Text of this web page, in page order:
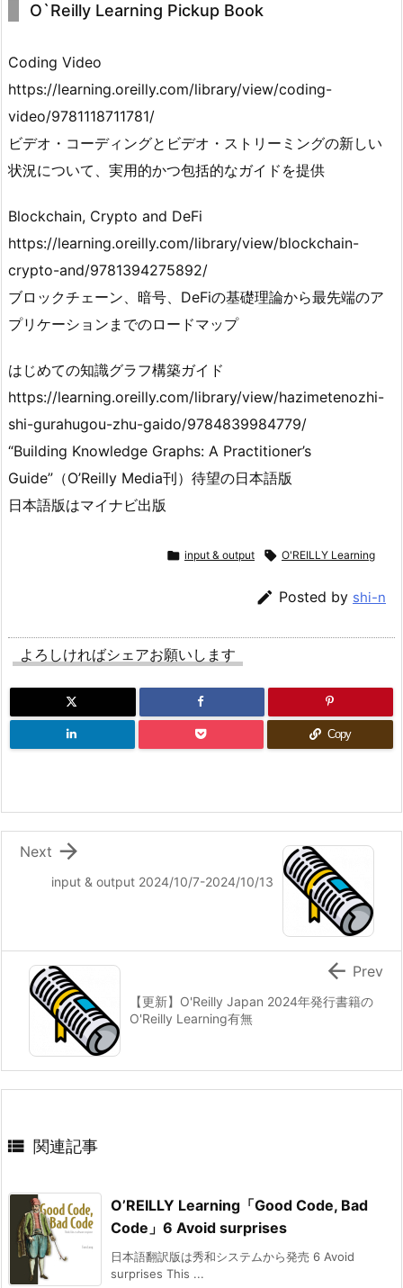
O`Reilly Learning Pickup Book
Coding Video
https://learning.oreilly.com/library/view/coding-
video/9781118711781/
ビデオ・コーディングとビデオ・ストリーミングの新しい
状況について、実用的かつ包括的なガイドを提供
Blockchain, Crypto and DeFi
https://learning.oreilly.com/library/view/blockchain-
crypto-and/9781394275892/
ブロックチェーン、暗号、DeFiの基礎理論から最先端のア
プリケーションまでのロードマップ
はじめての知識グラフ構築ガイド
https://learning.oreilly.com/library/view/hazimetenozhi-
shi-gurahugou-zhu-gaido/9784839984779/
“Building Knowledge Graphs: A Practitioner’s
Guide”（O’Reilly Media刊）待望の日本語版
日本語版はマイナビ出版
 input & output  O'REILLY Learning
 Posted by shi-n
よろしければシェアお願いします
Copy
input & output 2024/10/7-2024/10/13

Next
【更新】O'Reilly Japan 2024年発行書籍の
O'Reilly Learning有無
 Prev
 関連記事
O’REILLY Learning「Good Code, Bad
Code」6 Avoid surprises
日本語翻訳版は秀和システムから発売 6 Avoid
surprises This ...